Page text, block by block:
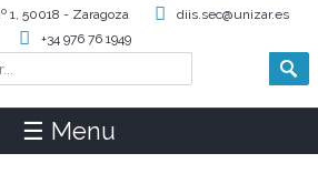
1, 50018 - Zaragoza
diis.sec@unizar.es
+34 976 76 1949
☰ Menu